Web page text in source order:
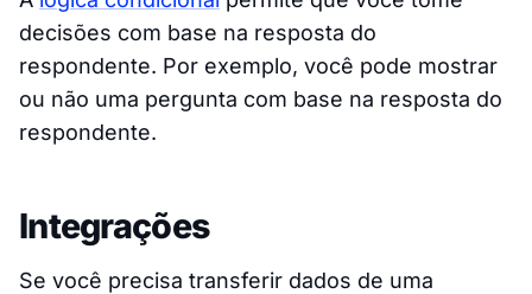
decisões com base na resposta do
respondente. Por exemplo, você pode mostrar
ou não uma pergunta com base na resposta do
respondente.
Integrações
Se você precisa transferir dados de uma